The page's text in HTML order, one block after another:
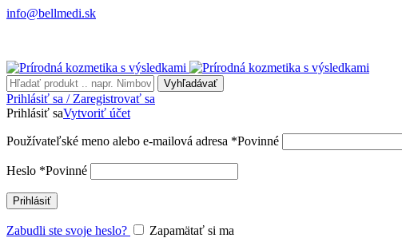
info@bellmedi.sk
Vyhľadávať
Prihlásiť sa / Zaregistrovať sa
Prihlásiť saVytvoriť účet
Používateľské meno alebo e-mailová adresa *Povinné
Heslo *Povinné
Prihlásiť
Zabudli ste svoje heslo?
Zapamätať si ma